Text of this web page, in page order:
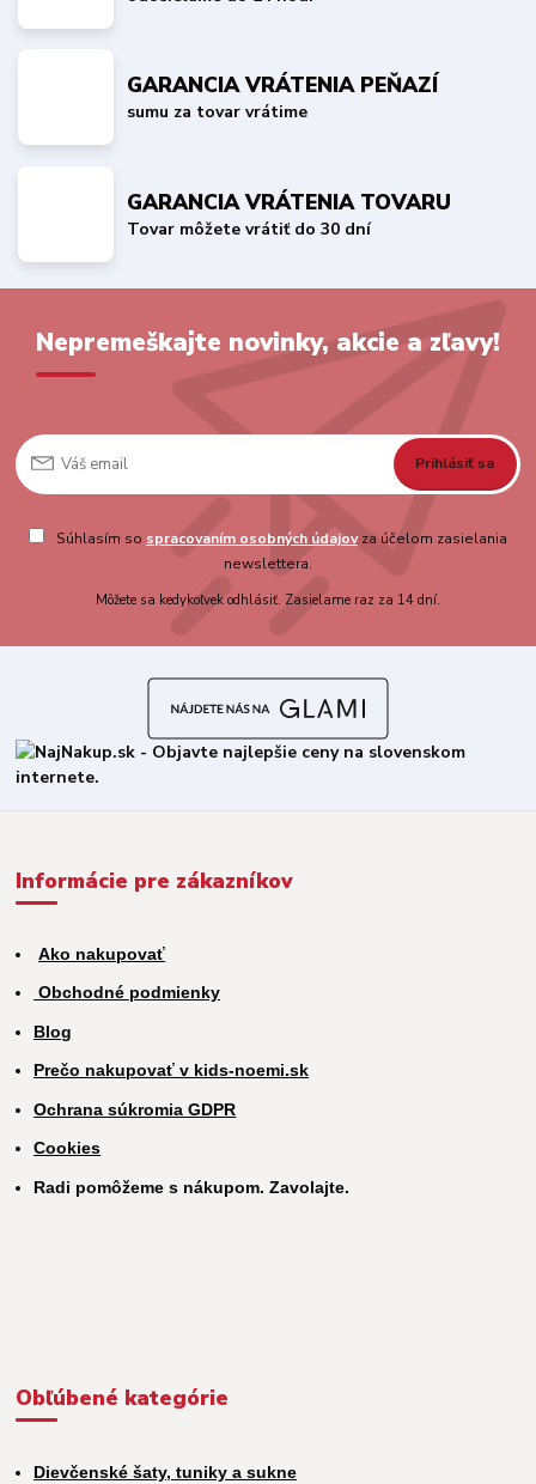
GARANCIA VRÁTENIA PEŇAZÍ
sumu za tovar vrátime
GARANCIA VRÁTENIA TOVARU
Tovar môžete vrátiť do 30 dní
Nepremeškajte novinky, akcie a zľavy!
Prihlásiť sa
Súhlasím so spracovaním osobných údajovza účelom zasielania
newslettera.
Môžete sa kedykoľvek odhlásiť. Zasielame raz za 14 dní.
Informácie pre zákazníkov
Ako nakupovať
Obchodné podmienky
Blog
Prečo nakupovať v kids-noemi.sk
Ochrana súkromia GDPR
Cookies
Radi pomôžeme s nákupom. Zavolajte.
Obľúbené kategórie
Dievčenské šaty, tuniky a sukne